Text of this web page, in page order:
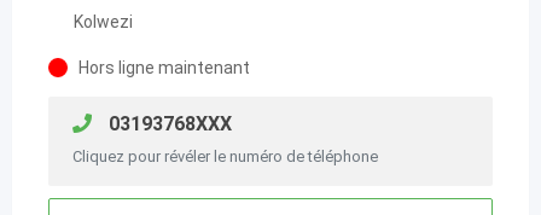
Kolwezi
Hors ligne maintenant
03193768XXX
Cliquez pour révéler le numéro de téléphone